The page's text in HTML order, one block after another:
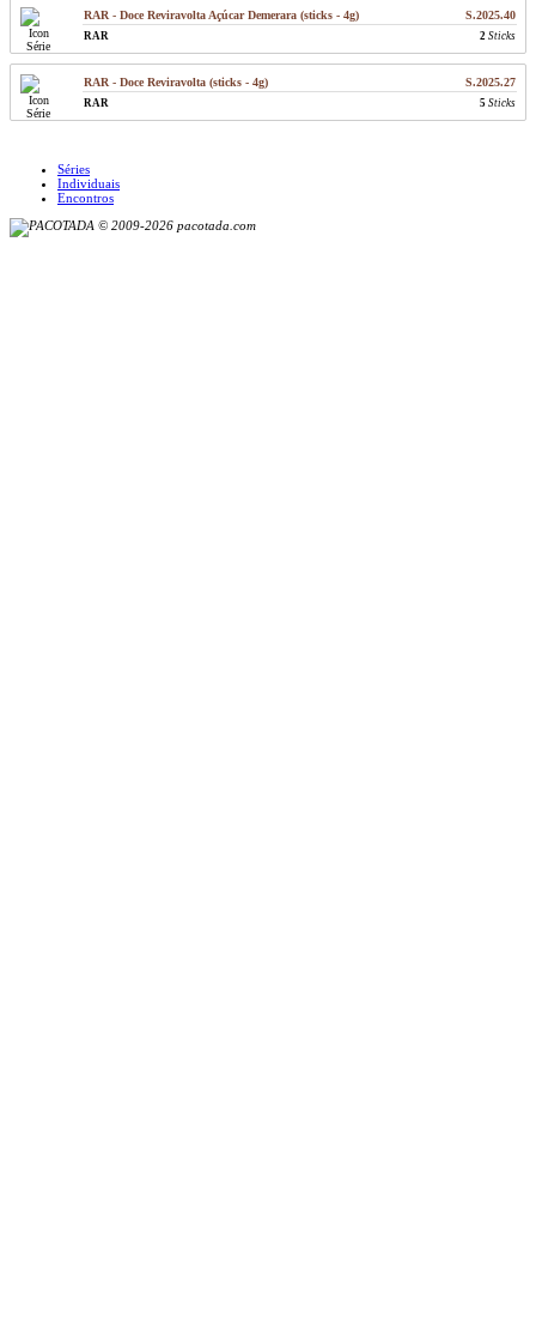
RAR - Doce Reviravolta Açúcar Demerara (sticks - 4g) S.2025.40
RAR 2 Sticks
RAR - Doce Reviravolta (sticks - 4g) S.2025.27
RAR 5 Sticks
Séries
Individuais
Encontros
© 2009-2026 pacotada.com